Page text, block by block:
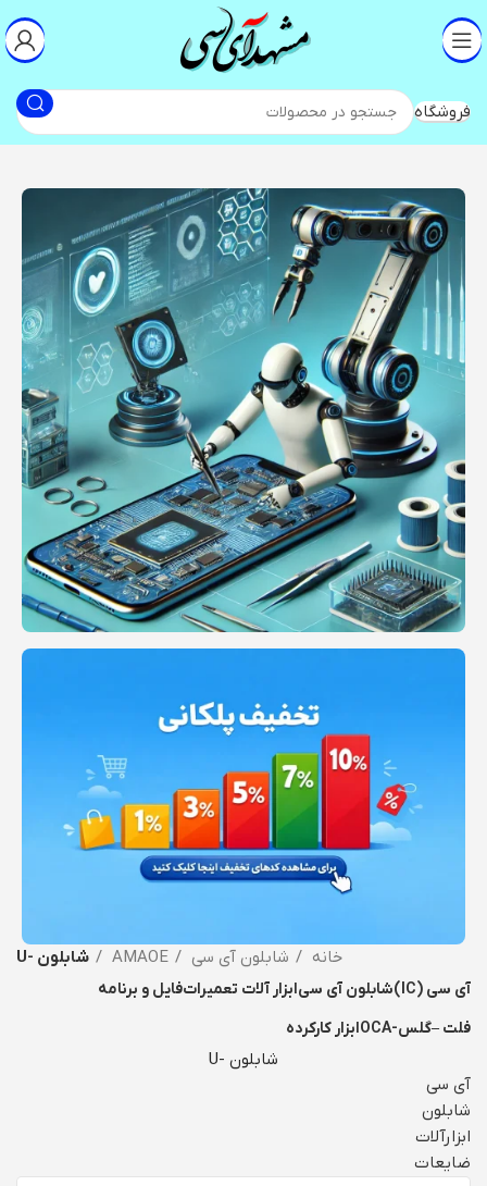
فروشگاه
خانه شابلون آی سی AMAOE شابلون -U
آی سی (IC) شابلون آی سیابزار آلات تعمیراتفایل و برنامه
فلت –گلس-OCA
ابزار کارکرده
شابلون -U
آی سی
شابلون
ابزارآلات
ضایعات